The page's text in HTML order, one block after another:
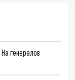
генералов